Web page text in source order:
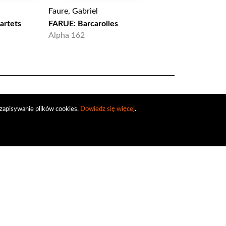
plików cookies. Dowiedz się więcej.
Faure, Gabriel
FARUE: Barcarolles
Alpha 162